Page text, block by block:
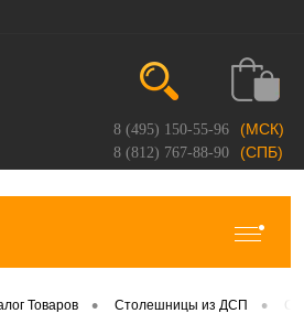
8 (495) 150-55-96 (МСК)
8 (812) 767-88-90 (СПБ)
Товаров • Столешницы из ДСП •